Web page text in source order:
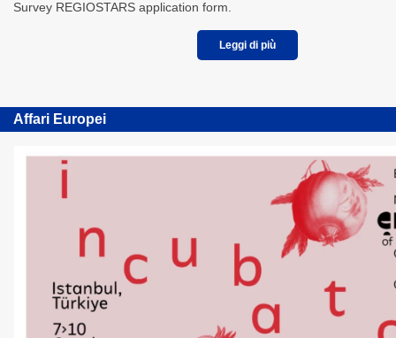
Survey REGIOSTARS application form.
Leggi di più
Affari Europei